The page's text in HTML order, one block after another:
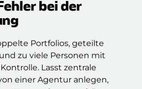
bei der
Portfolios, geteilte
zu viele Personen mit
Lasst zentrale
einer Agentur anlegen,